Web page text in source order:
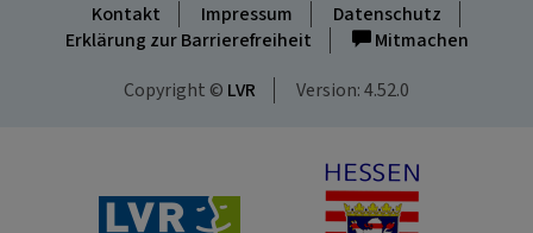
Kontakt Impressum
Datenschutz
Erklärung zur Barrierefreiheit
Mitmachen
Copyright © LVR Version: 4.52.0